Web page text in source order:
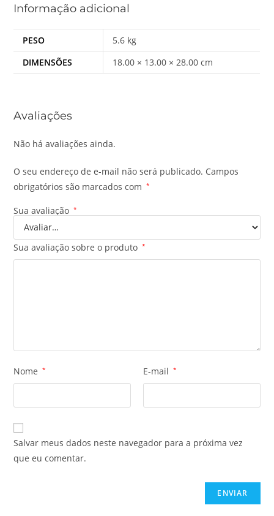
Informação adicional
PESO
5.6 kg
DIMENSÕES
18.00 × 13.00 × 28.00 cm
Avaliações
Não há avaliações ainda.
O seu endereço de e-mail não será publicado. Campos
obrigatórios são marcados com
*
Sua avaliação *
Sua avaliação sobre o produto *
Nome * E-mail *
Salvar meus dados neste navegador para a próxima vez
que eu comentar.